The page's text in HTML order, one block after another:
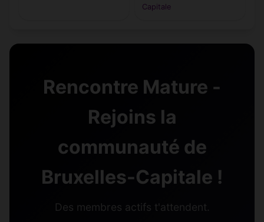
Capitale
Rencontre Mature -
Rejoins la
communauté de
Bruxelles-Capitale !
Des membres actifs t'attendent.